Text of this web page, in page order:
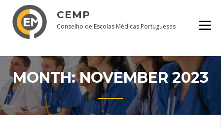
content
CEMP
Conselho de Escolas Médicas Portuguesas
MONTH:NOVEMBER 2023